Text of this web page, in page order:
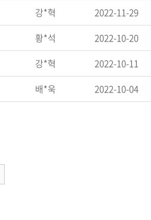
강*혁 2022-11-29
황*석 2022-10-20
강*혁 2022-10-11
배*욱 2022-10-04